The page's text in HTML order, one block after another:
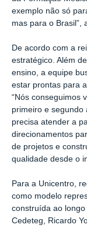
exemplo não só
mas para o Brasil”,
De acordo com a
estratégico. Além
ensino, a equipe
estar prontas para
“Nós conseguimos
primeiro e segundo
precisa atender a
direcionamentos
de projetos e
qualidade desde o
Para a Unicentro,
como modelo
construída ao
Cedeteg, Ricardo